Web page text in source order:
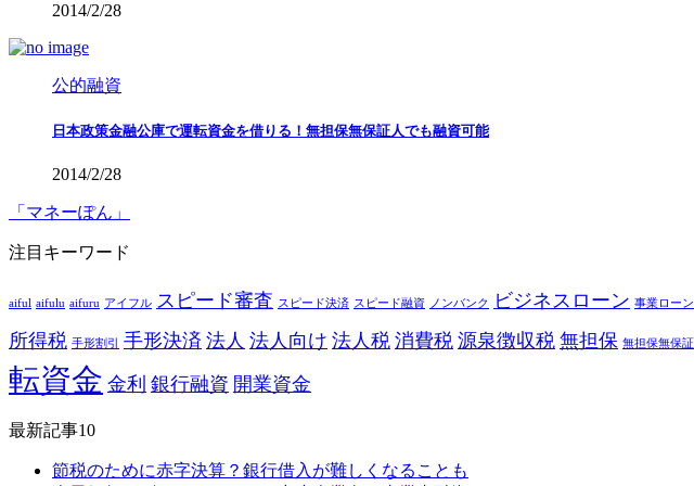
2014/2/28
公的融資
日本政策金融公庫で運転資金を借りる！無担保無保証人でも融資可能
2014/2/28
「マネーぽん」
注目キーワード
aiful aifulu aifuru アイフル スピード審査 スピード決済 スピード融資 ノンバンク ビジネスローン 事業ローン
所得税 手形割引 手形決済 法人 法人向け 法人税 消費税 源泉徴収税 無担保 無担保無保証
転資金 金利 銀行融資 開業資金
最新記事10
節税のために赤字決算？銀行借入が難しくなることも